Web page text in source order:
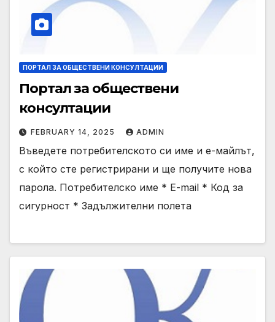
ПОРТАЛ ЗА ОБЩЕСТВЕНИ КОНСУЛТАЦИИ
Портал за обществени
консултации
FEBRUARY 14, 2025 ADMIN
Въведете потребителското си име и е-майлът,
с който сте регистрирани и ще получите нова
парола. Потребителско име * E-mail * Код за
сигурност * Задължителни полета